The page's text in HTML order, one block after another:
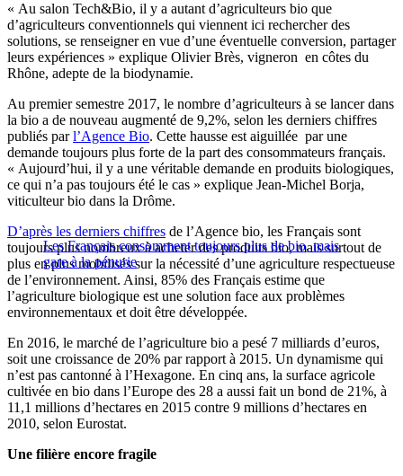
« Au salon Tech&Bio, il y a autant d’agriculteurs bio que
d’agriculteurs conventionnels qui viennent ici rechercher des
solutions, se renseigner en vue d’une éventuelle conversion, partager
leurs expériences » explique Olivier Brès, vigneron en côtes du
Rhône, adepte de la biodynamie.
Au premier semestre 2017, le nombre d’agriculteurs à se lancer dans
la bio a de nouveau augmenté de 9,2%, selon les derniers chiffres
publiés parl’Agence Bio. Cette hausse est aiguillée par une
demande toujours plus forte de la part des consommateurs français.
« Aujourd’hui, il y a une véritable demande en produits biologiques,
ce qui n’a pas toujours été le cas » explique Jean-Michel Borja,
viticulteur bio dans la Drôme.
Les Français consomment toujours plus de bio, mais
gare à la pénurie
D’après les derniers chiffres de l’Agence bio, les Français sont
toujours plus nombreux à acheter des produits bio, mais surtout de
plus en plus mobilisés sur la nécessité d’une agriculture respectueuse
de l’environnement. Ainsi, 85% des Français estime que
l’agriculture biologique est une solution face aux problèmes
environnementaux et doit être développée.
En 2016, le marché de l’agriculture bio a pesé 7 milliards d’euros,
soit une croissance de 20% par rapport à 2015. Un dynamisme qui
n’est pas cantonné à l’Hexagone. En cinq ans, la surface agricole
cultivée en bio dans l’Europe des 28 a aussi fait un bond de 21%, à
11,1 millions d’hectares en 2015 contre 9 millions d’hectares en
2010, selon Eurostat.
Une filière encore fragile